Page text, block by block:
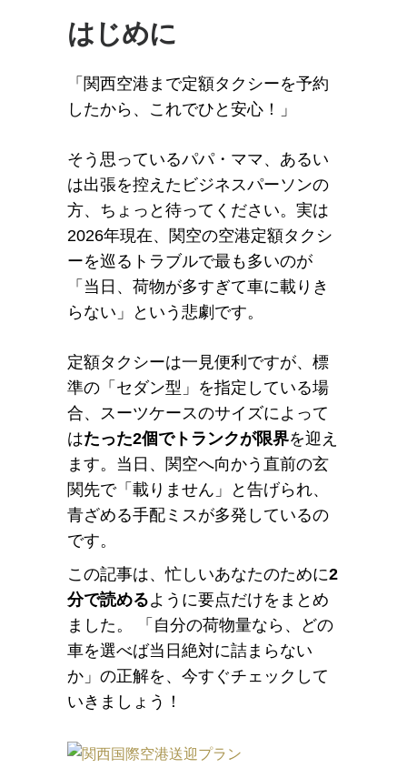
はじめに
「関西空港まで定額タクシーを予約
したから、これでひと安心！」
そう思っているパパ・ママ、あるい
は出張を控えたビジネスパーソンの
方、ちょっと待ってください。実は
2026年現在、関空の空港定額タクシ
ーを巡るトラブルで最も多いのが
「当日、荷物が多すぎて車に載りき
らない」という悲劇です。
定額タクシーは一見便利ですが、標
準の「セダン型」を指定している場
合、スーツケースのサイズによって
はたった2個でトランクが限界を迎え
ます。当日、関空へ向かう直前の玄
関先で「載りません」と告げられ、
青ざめる手配ミスが多発しているの
です。
この記事は、忙しいあなたのために2
分で読めるように要点だけをまとめ
ました。 「自分の荷物量なら、どの
車を選べば当日絶対に詰まらない
か」の正解を、今すぐチェックして
いきましょう！